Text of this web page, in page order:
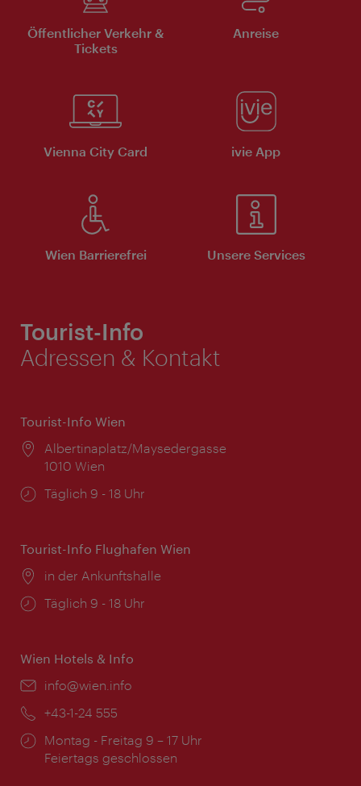
Öffentlicher Verkehr &
Tickets
Anreise
Vienna City Card ivie App
Wien Barrierefrei Unsere Services
Tourist-Info
Adressen & Kontakt
Tourist-Info Wien
Ort:
Albertinaplatz/Maysedergasse
1010 Wien
Öffnungszeiten:
Täglich 9 - 18 Uhr
Tourist-Info Flughafen Wien
Ort:
in der Ankunftshalle
Öffnungszeiten:
Täglich 9 - 18 Uhr
Wien Hotels & Info
Email:
info@wien.info
Telefon:
+43-1-24 555
Öffnungszeiten:
Montag - Freitag 9 – 17 Uhr
Feiertags geschlossen